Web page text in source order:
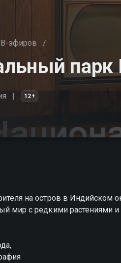
эфиров /
парк
12+
на остров в Индийском
мир с редкими растениями